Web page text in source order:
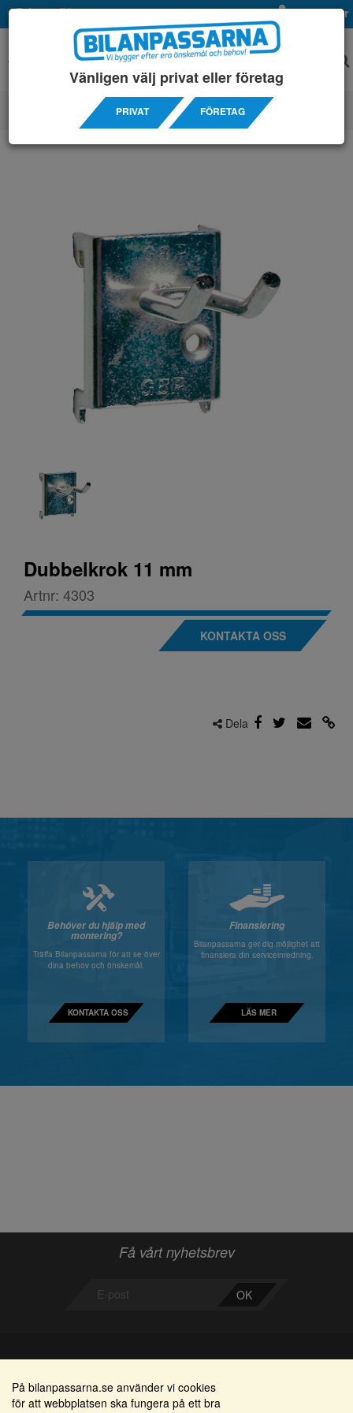
Privat Företag Mina sidor
TILLBEHÖRS ARTIKLAR/ VERKTYGSHÅLLARE
Dubbelkrok 11 mm
Artnr: 4303
KONTAKTA OSS
Dela
Behöver du hjälp med
montering?
Träffa Bilanpassarna för att se över
dina behov och önskemål.
KONTAKTA OSS
Finansiering
Bilanpassarna ger dig möjlighet att
finansiera din serviceinredning.
LÄS MER
Få vårt nyhetsbrev
OK
Bilanpassarna Områden
På bilanpassarna.se använder vi cookies
för att webbplatsen ska fungera på ett bra
Vänligen välj privat eller företag
PRIVAT FÖRETAG